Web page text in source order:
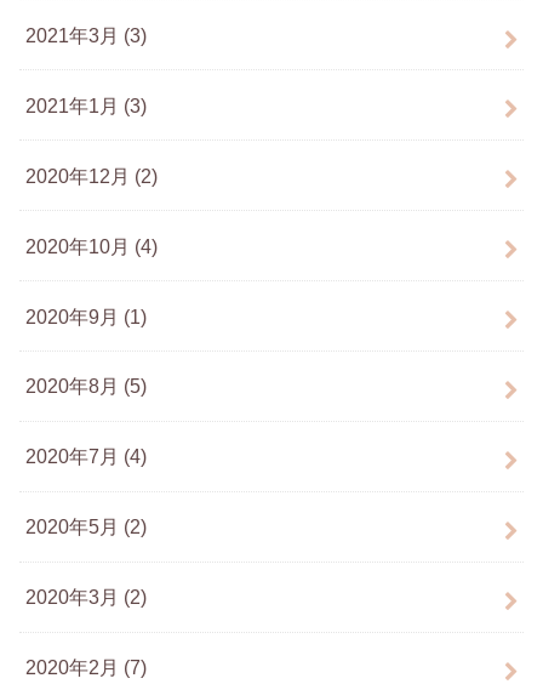
2021年3月 (3)
2021年1月 (3)
2020年12月 (2)
2020年10月 (4)
2020年9月 (1)
2020年8月 (5)
2020年7月 (4)
2020年5月 (2)
2020年3月 (2)
2020年2月 (7)